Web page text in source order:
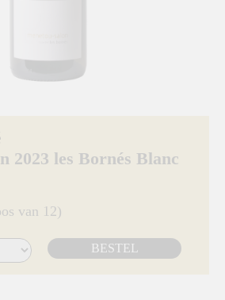
2023 les Bornés Blanc
van 12)
BESTEL